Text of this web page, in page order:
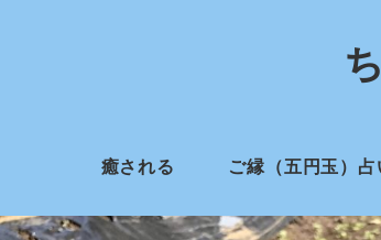
癒される ご縁（五円玉）占